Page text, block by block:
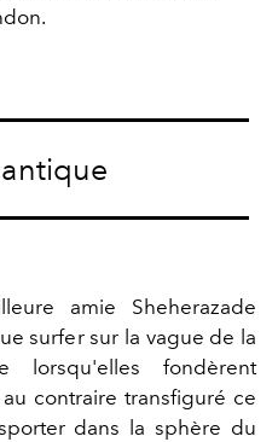
amie Sheherazade
surfer sur la vague de la
lorsqu'elles fondèrent
contraire transfiguré ce
dans la sphère du